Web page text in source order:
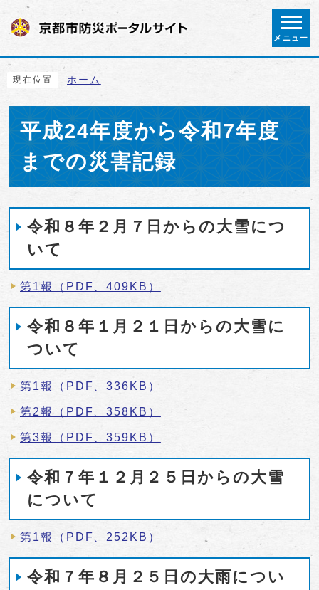
メニュー
ここから本文です
現在位置 ホーム
平成24年度から令和7年度
までの災害記録
令和８年２月７日からの大雪につ
いて
第1報（PDF、409KB）
令和８年１月２１日からの大雪に
ついて
第1報（PDF、336KB）
第2報（PDF、358KB）
第3報（PDF、359KB）
令和７年１２月２５日からの大雪
について
第1報（PDF、252KB）
令和７年８月２５日の大雨につい